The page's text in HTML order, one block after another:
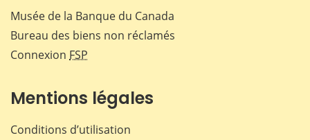
Musée de la Banque du Canada
Bureau des biens non réclamés
Connexion FSP
Mentions légales
Conditions d’utilisation